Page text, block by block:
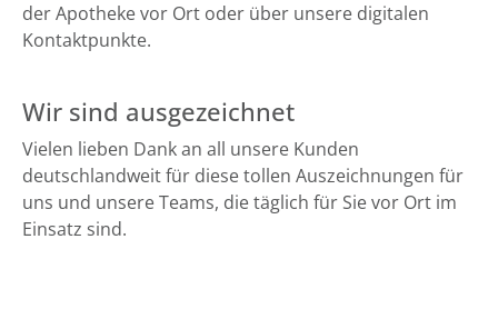
der Apotheke vor Ort oder über unsere digitalen
Kontaktpunkte.
Wir sind ausgezeichnet
Vielen lieben Dank an all unsere Kunden
deutschlandweit für diese tollen Auszeichnungen für
uns und unsere Teams, die täglich für Sie vor Ort im
Einsatz sind.